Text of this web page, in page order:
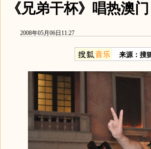
《兄弟干杯》唱热澳
2008年05月06日11:27
来源：搜